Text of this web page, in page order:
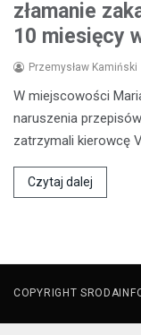
złamanie
10 miesięcy
Przemysław Kamiński
W miejscowości
naruszenia
zatrzymali kierowcę
Czytaj dalej
COPYRIGHT